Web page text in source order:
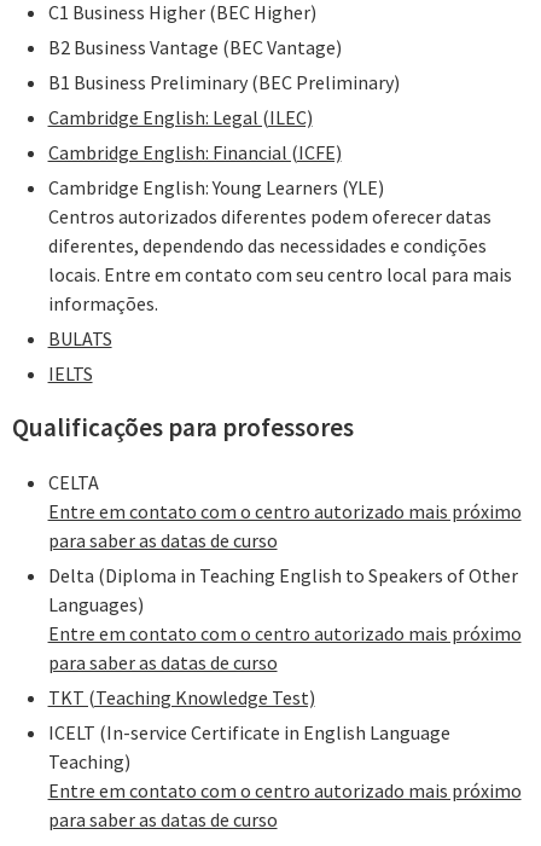
C1 Business Higher (BEC Higher)
B2 Business Vantage (BEC Vantage)
B1 Business Preliminary (BEC Preliminary)
Cambridge English: Legal (ILEC)
Cambridge English: Financial (ICFE)
Cambridge English: Young Learners (YLE)
Centros autorizados diferentes podem oferecer datas
diferentes, dependendo das necessidades e condições
locais. Entre em contato com seu centro local para mais
informações.
BULATS
IELTS
Qualificações para professores
CELTA
Entre em contato com o centro autorizado mais próximo
para saber as datas de curso
Delta (Diploma in Teaching English to Speakers of Other
Languages)
Entre em contato com o centro autorizado mais próximo
para saber as datas de curso
TKT (Teaching Knowledge Test)
ICELT (In-service Certificate in English Language
Teaching)
Entre em contato com o centro autorizado mais próximo
para saber as datas de curso